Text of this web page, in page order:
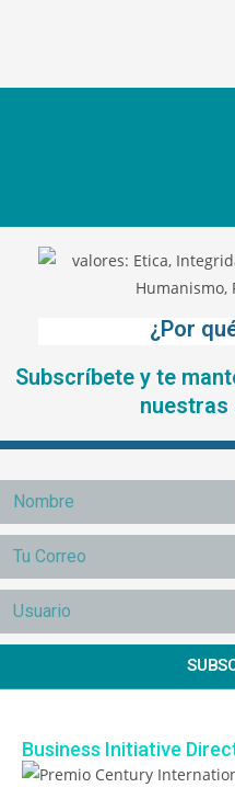
¿Por
Subscríbete y te
Business Initiative